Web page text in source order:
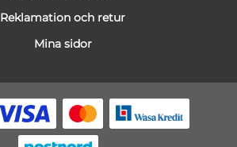
Reklamation och retur
Mina sidor